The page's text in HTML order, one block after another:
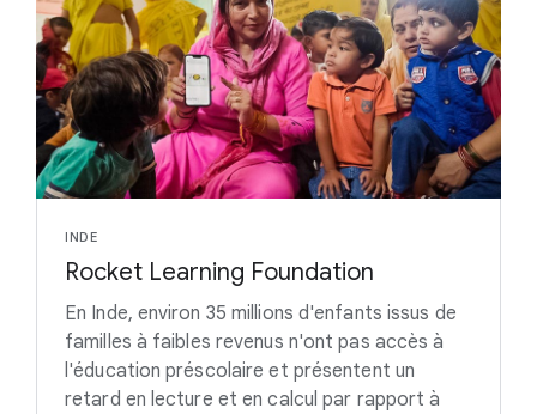
INDE
Rocket Learning Foundation
En Inde, environ 35 millions d'enfants issus de
familles à faibles revenus n'ont pas accès à
l'éducation préscolaire et présentent un
retard en lecture et en calcul par rapport à